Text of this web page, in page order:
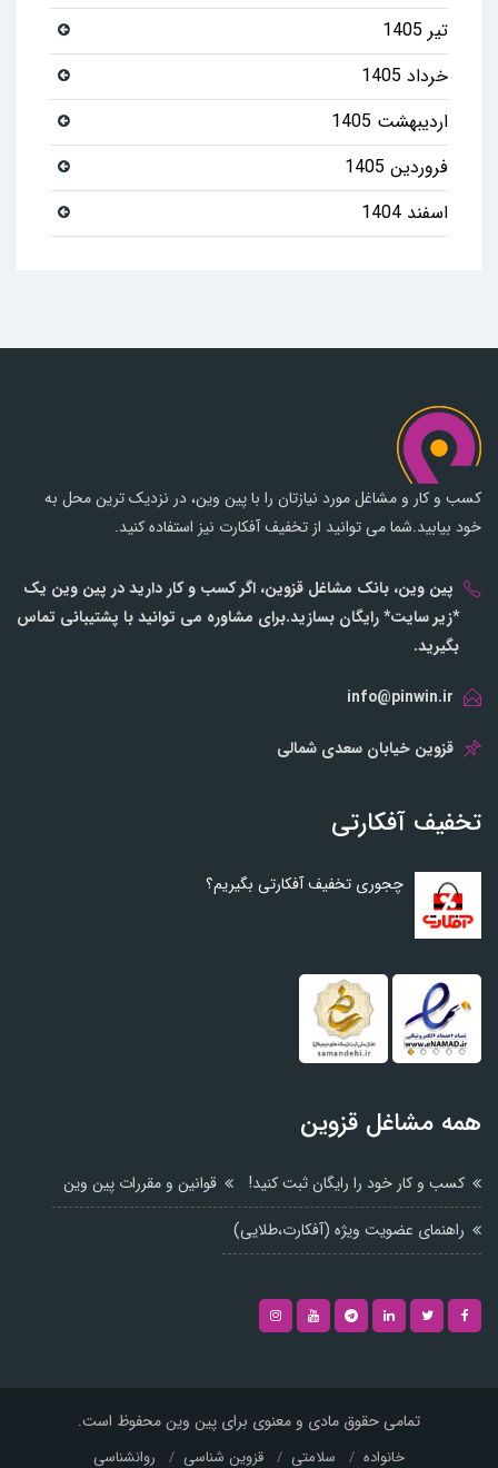
تیر 1405
خرداد 1405
اردیبهشت 1405
فروردین 1405
اسفند 1404
کسب و کار و مشاغل مورد نیازتان را با پین وین، در نزدیک ترین محل به
خود بیابید.شما می توانید از تخفیف آفکارت نیز استفاده کنید.
پین وین، بانک مشاغل قزوین، اگر کسب و کار دارید در پین وین یک
*زیر سایت* رایگان بسازید.برای مشاوره می توانید با پشتیبانی تماس
بگیرید.
info@pinwin.ir
قزوین خیابان سعدی شمالی
تخفیف آفکارتی
چجوری تخفیف آفکارتی بگیریم؟
همه مشاغل قزوین
کسب و کار خود را رایگان ثبت کنید!
قوانین و مقررات پین وین
راهنمای عضویت ویژه (آفکارت،طلایی)
تمامی حقوق مادی و معنوی برای پین وین محفوظ است.
خانواده سلامتی قزوین شناسی روانشناسی